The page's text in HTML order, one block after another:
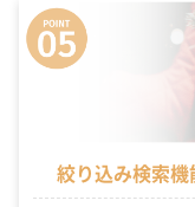
絞り込み検索